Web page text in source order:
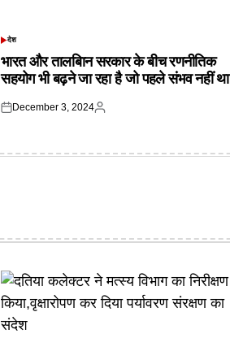
POSTED
देश
भारत और तालबिान सरकार के बीच रणनीतिक
सहयोग भी बढ़ने जा रहा है जो पहले संभव नहीं था
Posted
December 3, 2024
Posted